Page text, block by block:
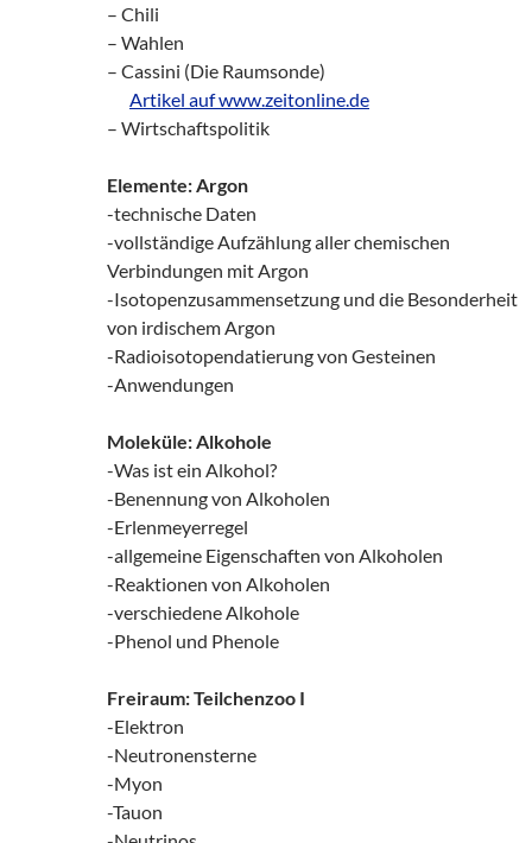
– Chili
– Wahlen
– Cassini (Die Raumsonde)
Artikel auf www.zeitonline.de
– Wirtschaftspolitik
Elemente: Argon
-technische Daten
-vollständige Aufzählung aller chemischen
Verbindungen mit Argon
-Isotopenzusammensetzung und die Besonderheit
von irdischem Argon
-Radioisotopendatierung von Gesteinen
-Anwendungen
Moleküle: Alkohole
-Was ist ein Alkohol?
-Benennung von Alkoholen
-Erlenmeyerregel
-allgemeine Eigenschaften von Alkoholen
-Reaktionen von Alkoholen
-verschiedene Alkohole
-Phenol und Phenole
Freiraum: Teilchenzoo I
-Elektron
-Neutronensterne
-Myon
-Tauon